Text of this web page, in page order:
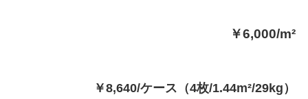
￥6,000/m²
￥8,640/ケース（4枚/1.44m²/29kg）